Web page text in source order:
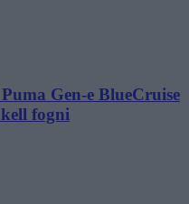
Gen-e BlueCruise
fogni